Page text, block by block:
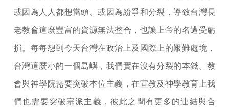
或因為人人都想當頭、或因為紛爭和分裂，導致台灣長
老教會這麼豐富的資源無法整合，也讓上帝的名遭受虧
損。每每想到今天台灣在政治上及國際上的艱難處境，
台灣這麼小的一個島嶼，我們實在沒有分裂的本錢。教
會與神學院需要突破本位主義，在宣教及神學教育上我
們也需要突破宗派主義，彼此之間有更多的連結與合